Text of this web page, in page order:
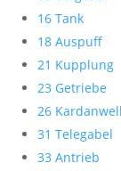
16 Tank
18 Auspuff
21 Kupplung
23 Getriebe
26
31 Telegabel
33 Antrieb